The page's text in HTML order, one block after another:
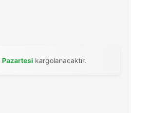
Pazartesi kargolanacaktır.